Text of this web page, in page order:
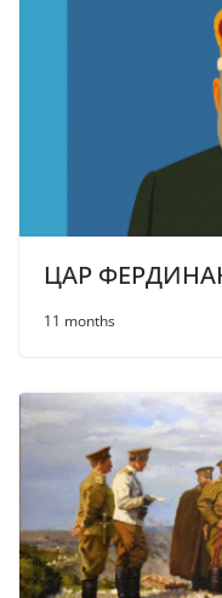
ЦАР
11 months